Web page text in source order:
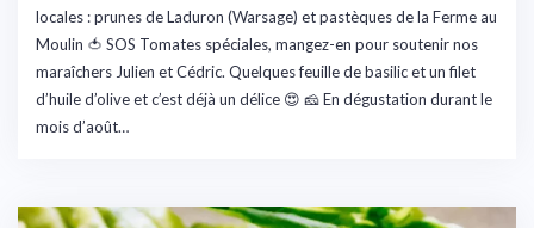
locales : prunes de Laduron (Warsage) et pastèques de la Ferme au
Moulin 🍅 SOS Tomates spéciales, mangez-en pour soutenir nos
maraîchers Julien et Cédric. Quelques feuille de basilic et un filet
d’huile d’olive et c’est déjà un délice 😍 🧀 En dégustation durant le
mois d’août…